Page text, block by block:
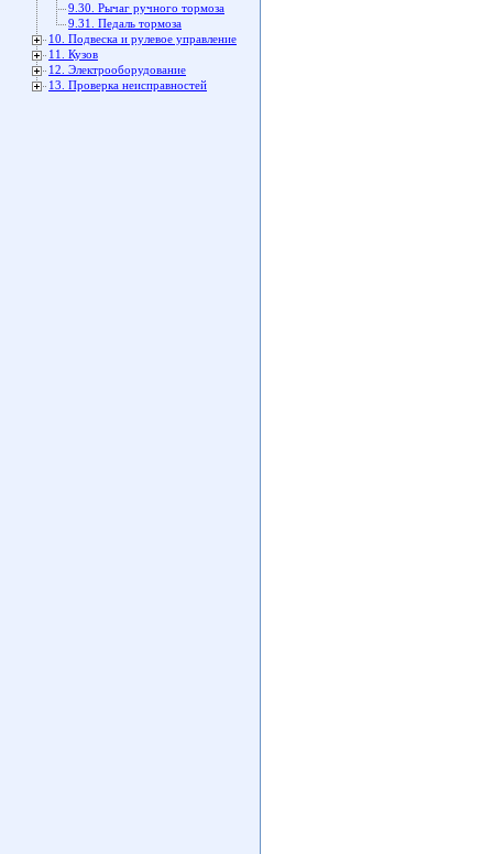
9.30. Рычаг ручного тормоза
9.31. Педаль тормоза
10. Подвеска и рулевое управление
11. Кузов
12. Электрооборудование
13. Проверка неисправностей